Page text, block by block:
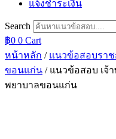
แจ้งชำระเงิน
Search
฿0 0 Cart
หน้าหลัก / แนวข้อสอบราช
ขอนแก่น / แนวข้อสอบ เจ้
พยาบาลขอนแก่น